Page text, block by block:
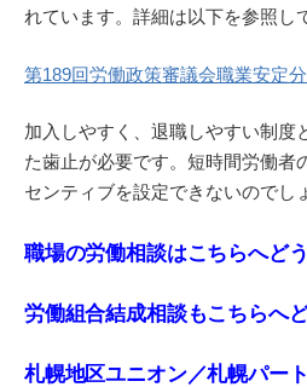
れています。詳細は以下を参照し
第189回労働政策審議会職業安定
加入しやすく、退職しやすい制度
た歯止が必要です。短時間労働者
センティブを設定できないのでし
職場の労働相談はこちらへどう
労働組合結成相談もこちらへど
札幌地区ユニオン／札幌パー